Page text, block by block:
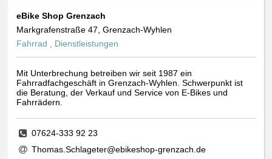
eBike Shop Grenzach
Markgrafenstraße 47, Grenzach-Wyhlen
Fahrrad , Dienstleistungen
Mit Unterbrechung betreiben wir seit 1987 ein
Fahrradfachgeschäft in Grenzach-Wyhlen. Schwerpunkt ist
die Beratung, der Verkauf und Service von E-Bikes und
Fahrrädern.
07624-333 92 23
Thomas.Schlageter@ebikeshop-grenzach.de